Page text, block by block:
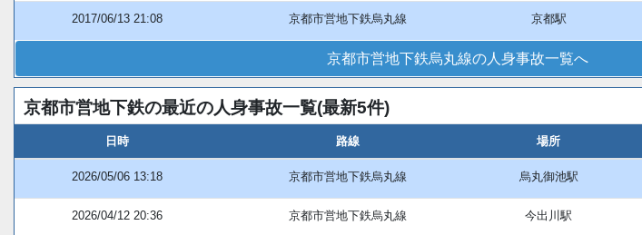
2017/06/13 21:08 京都市営地下鉄烏丸線 京都駅
京都市営地下鉄烏丸線の人身事故一覧へ
京都市営地下鉄の最近の人身事故一覧(最新5件)
日時 路線 場所
2026/05/06 13:18 京都市営地下鉄烏丸線 烏丸御池駅
2026/04/12 20:36 京都市営地下鉄烏丸線 今出川駅